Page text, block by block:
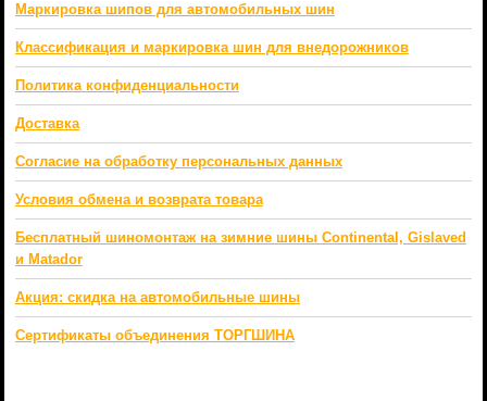
Маркировка шипов для автомобильных шин
Классификация и маркировка шин для внедорожников
Политика конфиденциальности
Доставка
Согласие на обработку персональных данных
Условия обмена и возврата товара
Бесплатный шиномонтаж на зимние шины Continental, Gislaved
и Matador
Акция: скидка на автомобильные шины
Сертификаты объединения ТОРГШИНА